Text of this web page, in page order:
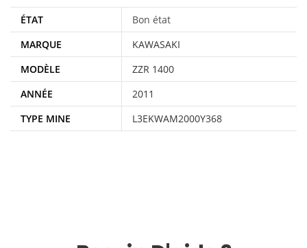
ÉTAT
Bon état
MARQUE
KAWASAKI
MODÈLE
ZZR 1400
ANNÉE
2011
TYPE MINE
L3EKWAM2000Y368